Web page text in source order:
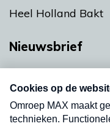
Heel Holland Bakt
Nieuwsbrief
nieuwsbrief. Elke
uw mailbox.